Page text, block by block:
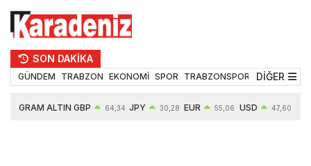
SON DAKİKA
GÜNDEM TRABZON EKONOMİ SPOR TRABZONSPOR TEKNOLOJİ
DİĞER
GRAM ALTIN GBP 64,34 JPY 30,28 EUR 55,06 USD 47,60